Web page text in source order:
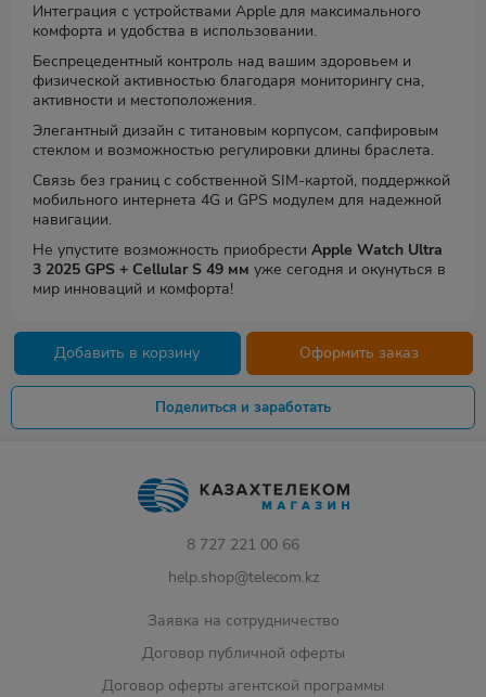
Интеграция с устройствами Apple для максимального
комфорта и удобства в использовании.
Беспрецедентный контроль над вашим здоровьем и
физической активностью благодаря мониторингу сна,
активности и местоположения.
Элегантный дизайн с титановым корпусом, сапфировым
стеклом и возможностью регулировки длины браслета.
Связь без границ с собственной SIM-картой, поддержкой
мобильного интернета 4G и GPS модулем для надежной
навигации.
Не упустите возможность приобрести Apple Watch Ultra
3 2025 GPS + Cellular S 49 мм уже сегодня и окунуться в
мир инноваций и комфорта!
Добавить в корзину Оформить заказ
Поделиться и заработать
8 727 221 00 66
help.shop@telecom.kz
Заявка на сотрудничество
Договор публичной оферты
Договор оферты агентской программы